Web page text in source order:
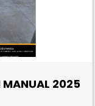
MANUAL 2025